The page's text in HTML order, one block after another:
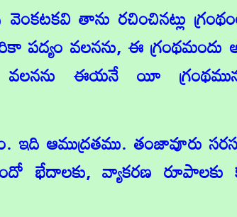
తాను రచించినట్లు
పద్యం వలనను, ఈ గ్రంథమందు
వలనను ఈయనే యీ
ఇది ఆముద్రతము. తంజావూరు
భేదాలకు, వ్యాకరణ రూపాలకు